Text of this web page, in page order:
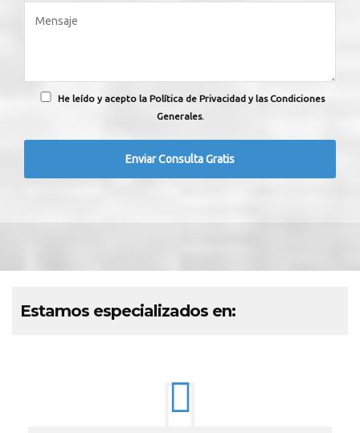
He leído y acepto la Política de Privacidad y las Condiciones
Generales.
Estamos especializados en: